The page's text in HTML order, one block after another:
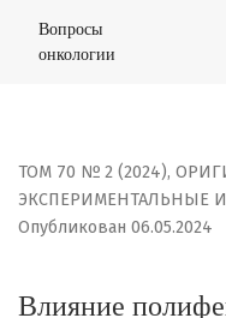
Влияние
Вопросы
онкологии
ТОМ 70 № 2 (2024),
ЭКСПЕРИМЕНТАЛЬНЫЕ
Влияние
Опубликован 06.05.2024